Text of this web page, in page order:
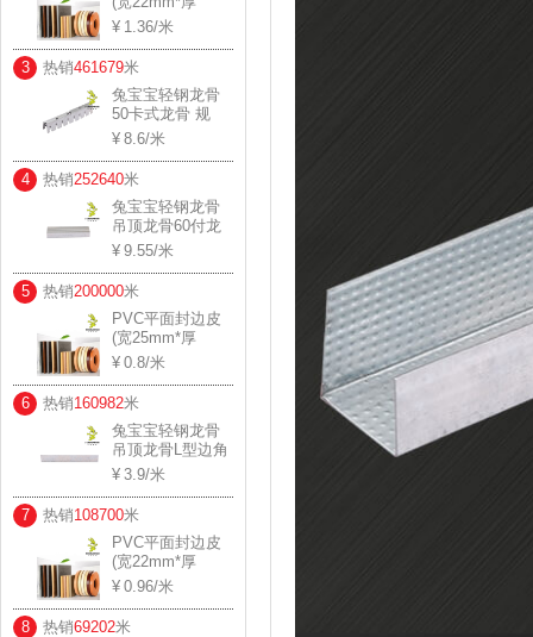
1.2mm)
1.36/米
3 热销461679米
兔宝宝轻钢龙骨
50卡式龙骨 规
格： 0.8*20*34
用料厚度：0.75-
0.78
8.6/米
4 热销252640米
兔宝宝轻钢龙骨
吊顶龙骨60付龙
规格： 0.6*27 用
料厚度：0.57-0.6
9.55/米
5 热销200000米
PVC平面封边皮
(宽25mm*厚
0.6mm)
0.8/米
6 热销160982米
兔宝宝轻钢龙骨
吊顶龙骨L型边角
规格： 0.5*30*30
用料厚度：0.45-
0.5
3.9/米
7 热销108700米
PVC平面封边皮
(宽22mm*厚
0.8mm)
0.96/米
8 热销69202米